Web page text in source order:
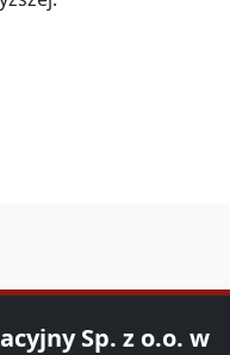
Sp. z o.o. w